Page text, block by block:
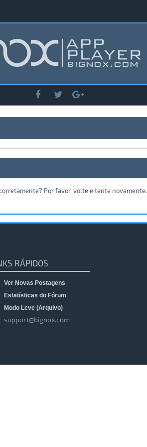
Por favor, volte e tente novamente.
RÁPIDOS
Ver Novas Postagens
Estatísticas do Fórum
Modo Leve (Arquivo)
support@bignox.com